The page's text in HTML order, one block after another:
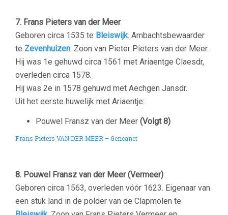
7. Frans Pieters van der Meer
Geboren circa 1535 te Bleiswijk. Ambachtsbewaarder
te Zevenhuizen. Zoon van Pieter Pieters van der Meer.
Hij was 1e gehuwd circa 1561 met Ariaentge Claesdr,
overleden circa 1578.
Hij was 2e in 1578 gehuwd met Aechgen Jansdr.
Uit het eerste huwelijk met Ariaentje:
Pouwel Fransz van der Meer (Volgt 8)
Frans Pieters VAN DER MEER – Geneanet
8. Pouwel Fransz van der Meer (Vermeer)
Geboren circa 1563, overleden vóór 1623. Eigenaar van
een stuk land in de polder van de Clapmolen te